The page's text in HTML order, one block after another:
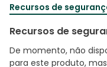
Recursos de
Recursos de
De momento, não
para este produto,